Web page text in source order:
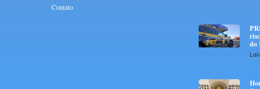
Contato
do